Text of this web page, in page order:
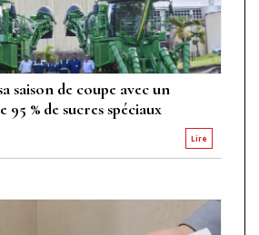
saison de coupe avec un
95 % de sucres spéciaux
Lire